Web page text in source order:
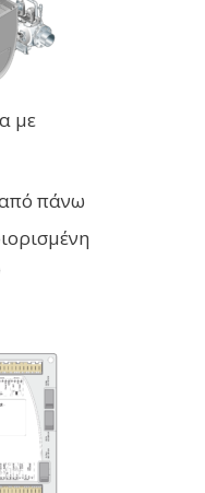
με
από πάνω